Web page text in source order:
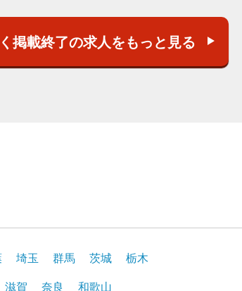
掲載終了の求人をもっと見る
埼玉 群馬 茨城 栃木
滋賀 奈良 和歌山